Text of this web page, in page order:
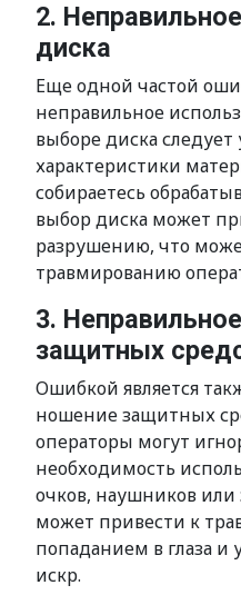
2.
диска
Еще одной частой
неправильное
выборе диска следует
характеристики
собираетесь
выбор диска может
разрушению, что
травмированию
3.
защитных
Ошибкой является
ношение защитных
операторы могут
необходимость
очков, наушников
может привести к
попаданием в глаза и
искр.